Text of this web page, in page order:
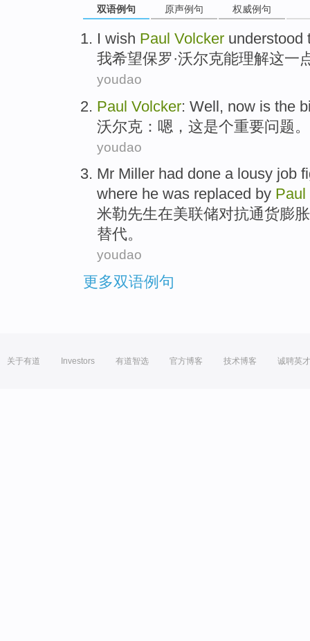
双语例句 原声例句 权威例句
I wish Paul Volcker understood
我希望保罗·沃尔克能理解这一
youdao
Paul Volcker: Well, now is the
沃尔克 ： 嗯 ， 这是个重要问题。
youdao
Mr Miller had done a lousy job
where he was replaced by Paul
米勒先生在美联储对抗通货膨胀
替代。
youdao
更多双语例句
关于有道 Investors 有道智选 官方博客 技术博客 诚聘英才